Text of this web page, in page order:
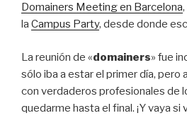
Domainers Meeting en Barcelona
la Campus Party, desde donde
La reunión de «domainers» fue
sólo iba a estar el primer día, pero
con verdaderos profesionales de
quedarme hasta el final. ¡Y vaya si